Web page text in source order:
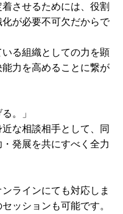
させるためには、役割
が必要不可欠だからで
る組織としての力を顕
力を高めることに繋が
。」
な相談相手として、同
発展を共にすべく全力
ラインにても対応しま
ッションも可能です。